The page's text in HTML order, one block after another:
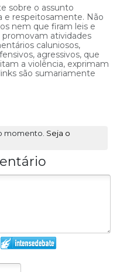
sobre o assunto
e respeitosamente. Não
nem que firam leis e
promovam atividades
caluniosos,
agressivos, que
a violência, exprimam
são sumariamente
momento. Seja o